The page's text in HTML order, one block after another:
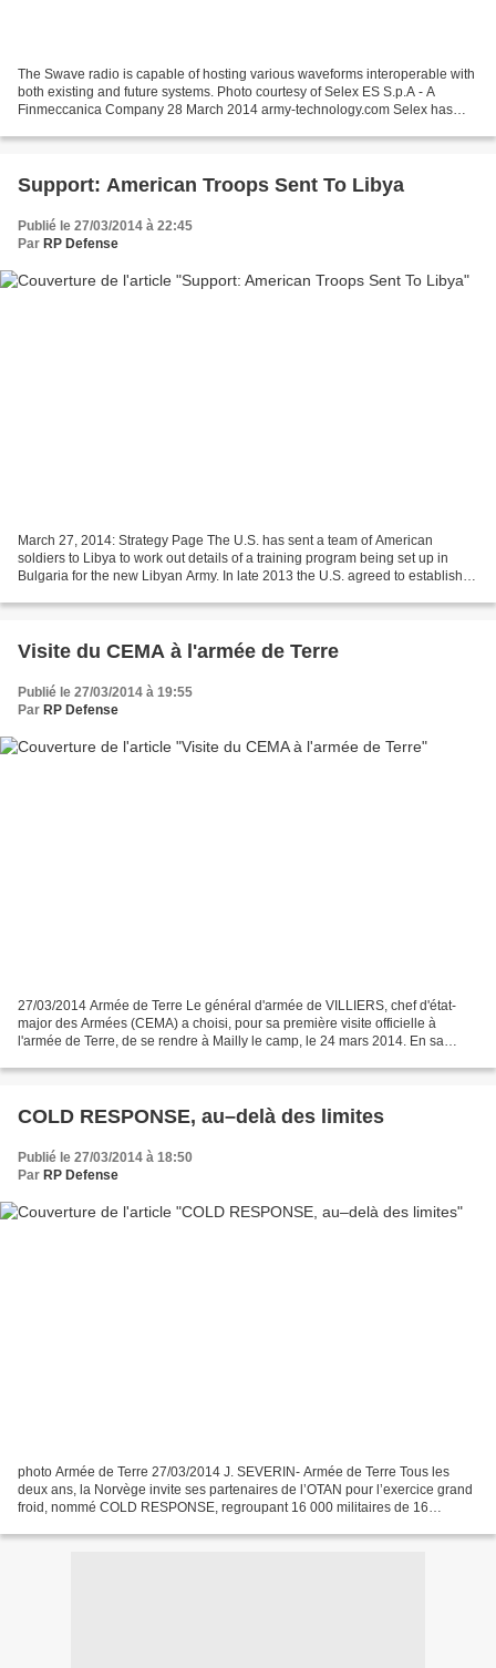
The Swave radio is capable of hosting various waveforms interoperable with
both existing and future systems. Photo courtesy of Selex ES S.p.A - A
Finmeccanica Company 28 March 2014 army-technology.com Selex has
Support: American Troops Sent To Libya
Publié le 27/03/2014 à 22:45
Par RP Defense
March 27, 2014: Strategy Page The U.S. has sent a team of American
soldiers to Libya to work out details of a training program being set up in
Bulgaria for the new Libyan Army. In late 2013 the U.S. agreed to establish a
Visite du CEMA à l'armée de Terre
Publié le 27/03/2014 à 19:55
Par RP Defense
27/03/2014 Armée de Terre Le général d'armée de VILLIERS, chef d'état-
major des Armées (CEMA) a choisi, pour sa première visite officielle à
l'armée de Terre, de se rendre à Mailly le camp, le 24 mars 2014. En sa
COLD RESPONSE, au–delà des limites
Publié le 27/03/2014 à 18:50
Par RP Defense
photo Armée de Terre 27/03/2014 J. SEVERIN- Armée de Terre Tous les
deux ans, la Norvège invite ses partenaires de l’OTAN pour l’exercice grand
froid, nommé COLD RESPONSE, regroupant 16 000 militaires de 16